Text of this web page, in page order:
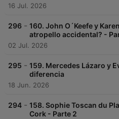
16 Jul. 2026
296 - 160. John O´Keefe y
atropello accidental? -
02 Jul. 2026
295 - 159. Mercedes Lázaro y
diferencia
18 Jun. 2026
294 - 158. Sophie Toscan du
Cork - Parte 2